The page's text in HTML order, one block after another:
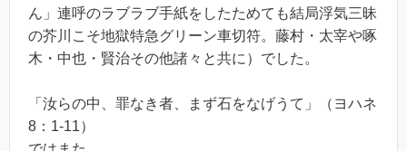
ん」連呼のラブラブ手紙をしたためても結局浮気三昧
の芥川こそ地獄特急グリーン車切符。藤村・太宰や啄
木・中也・賢治その他諸々と共に）でした。
「汝らの中、罪なき者、まず石をなげうて」（ヨハネ
8：1-11）